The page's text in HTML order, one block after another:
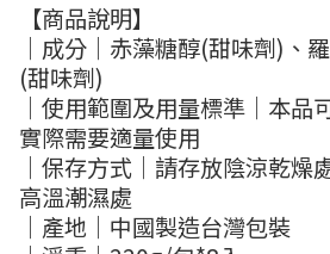
【商品說明】
｜成分｜赤藻糖醇(甜味劑)、
(甜味劑)
｜使用範圍及用量標準｜本品
實際需要適量使用
｜保存方式｜請存放陰涼乾燥
高溫潮濕處
｜產地｜中國製造台灣包裝